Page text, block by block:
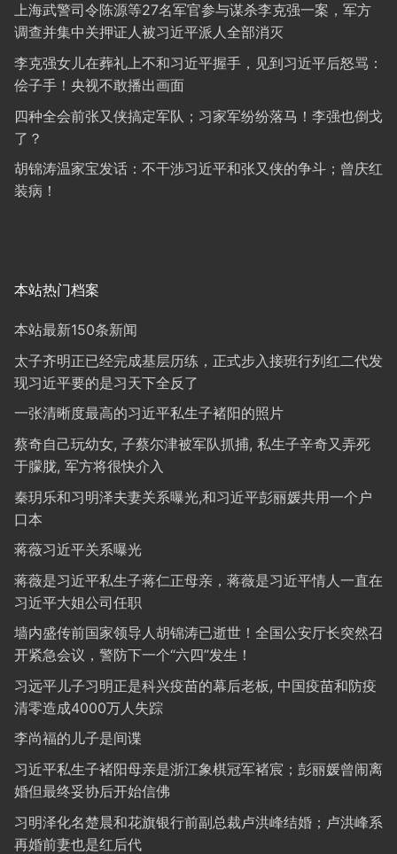
上海武警司令陈源等27名军官参与谋杀李克强一案，军方
调查并集中关押证人被习近平派人全部消灭
李克强女儿在葬礼上不和习近平握手，见到习近平后怒骂：
侩子手！央视不敢播出画面
四种全会前张又侠搞定军队；习家军纷纷落马！李强也倒戈
了？
胡锦涛温家宝发话：不干涉习近平和张又侠的争斗；曾庆红
装病！
本站热门档案
本站最新150条新闻
太子齐明正已经完成基层历练，正式步入接班行列红二代发
现习近平要的是习天下全反了
一张清晰度最高的习近平私生子褚阳的照片
蔡奇自己玩幼女, 子蔡尔津被军队抓捕, 私生子辛奇又弄死
于朦胧, 军方将很快介入
秦玥乐和习明泽夫妻关系曝光,和习近平彭丽媛共用一个户
口本
蒋薇习近平关系曝光
蒋薇是习近平私生子蒋仁正母亲，蒋薇是习近平情人一直在
习近平大姐公司任职
墙内盛传前国家领导人胡锦涛已逝世！全国公安厅长突然召
开紧急会议，警防下一个“六四”发生！
习远平儿子习明正是科兴疫苗的幕后老板, 中国疫苗和防疫
清零造成4000万人失踪
李尚福的儿子是间谍
习近平私生子褚阳母亲是浙江象棋冠军褚宸；彭丽媛曾闹离
婚但最终妥协后开始信佛
习明泽化名楚晨和花旗银行前副总裁卢洪峰结婚；卢洪峰系
再婚前妻也是红后代